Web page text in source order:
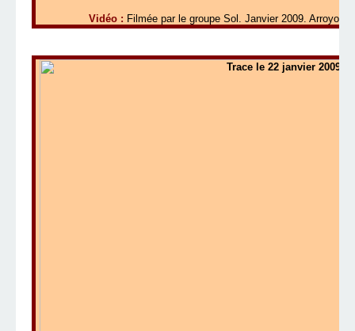
Vidéo : Filmée par le groupe Sol. Janvier 2009. Arroyo